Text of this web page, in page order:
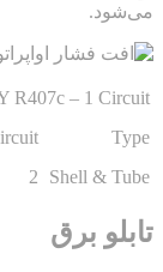
R407c – 1
L/S
Shell
2
32.3
برق